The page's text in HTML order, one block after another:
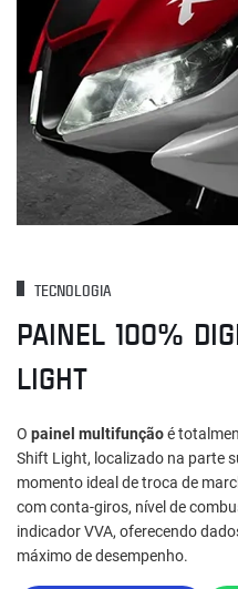
TECNOLOGIA
PAINEL 100%
LIGHT
O painel multifunçãoé
Shift Light, localizado na parte
momento ideal de troca de
com conta‑giros, nível de
indicador VVA, oferecendo
máximo de desempenho.